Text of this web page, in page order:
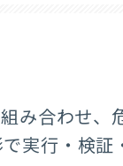
み合わせ、
実行・検